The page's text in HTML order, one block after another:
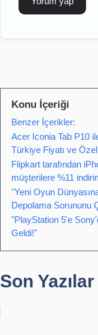
Konu İçeriği
Benzer İçerikler:
Acer Iconia Tab P10 ile
Türkiye Fiyatı ve
Flipkart tarafından
müşterilere %11
"Yeni Oyun
Depolama Sorununu
"PlayStation 5'e
Geldi!"
Son Yazılar